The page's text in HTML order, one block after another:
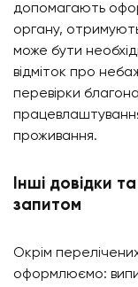
допомагають
органу,
може бути
відміток про
перевірки
проживання.
Інші довідки
запитом
Окрім
оформлюємо: